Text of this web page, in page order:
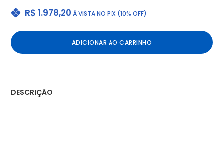
R$ 1.978,20 À VISTA NO PIX (10% OFF)
ADICIONAR AO CARRINHO
DESCRIÇÃO